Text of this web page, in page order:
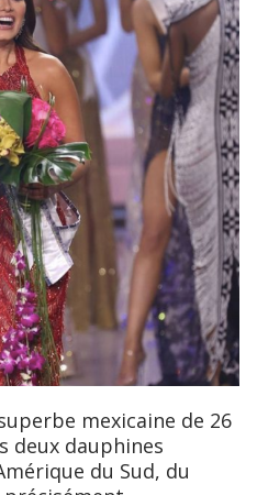
deux dauphines
du Sud, du